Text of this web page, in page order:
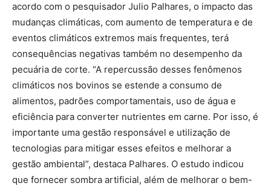
acordo com o pesquisador Julio Palhares, o impacto das
mudanças climáticas, com aumento de temperatura e de
eventos climáticos extremos mais frequentes, terá
consequências negativas também no desempenho da
pecuária de corte. “A repercussão desses fenômenos
climáticos nos bovinos se estende a consumo de
alimentos, padrões comportamentais, uso de água e
eficiência para converter nutrientes em carne. Por isso, é
importante uma gestão responsável e utilização de
tecnologias para mitigar esses efeitos e melhorar a
gestão ambiental”, destaca Palhares. O estudo indicou
que fornecer sombra artificial, além de melhorar o bem-